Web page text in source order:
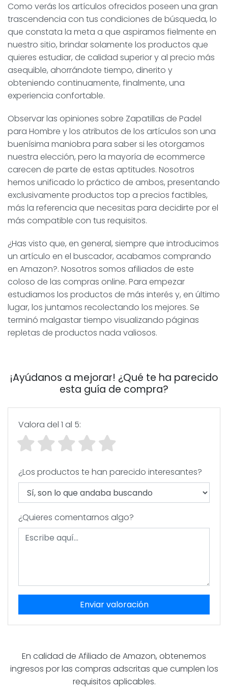
Como verás los artículos ofrecidos poseen una gran
trascendencia con tus condiciones de búsqueda, lo
que constata la meta a que aspiramos fielmente en
nuestro sitio, brindar solamente los productos que
quieres estudiar, de calidad superior y al precio más
asequible, ahorrándote tiempo, dinerito y
obteniendo continuamente, finalmente, una
experiencia confortable.
Observar las opiniones sobre Zapatillas de Padel
para Hombre y los atributos de los artículos son una
buenísima maniobra para saber si les otorgamos
nuestra elección, pero la mayoría de ecommerce
carecen de parte de estas aptitudes. Nosotros
hemos unificado lo práctico de ambos, presentando
exclusivamente productos top a precios factibles,
más la referencia que necesitas para decidirte por el
más compatible con tus requisitos.
¿Has visto que, en general, siempre que introducimos
un artículo en el buscador, acabamos comprando
en Amazon?. Nosotros somos afiliados de este
coloso de las compras online. Para empezar
estudiamos los productos de más interés y, en último
lugar, los juntamos recolectando los mejores. Se
terminó malgastar tiempo visualizando páginas
repletas de productos nada valiosos.
¡Ayúdanos a mejorar! ¿Qué te ha parecido
esta guía de compra?
Valora del 1 al 5:
¿Los productos te han parecido interesantes?
¿Quieres comentarnos algo?
Enviar valoración
En calidad de Afiliado de Amazon, obtenemos
ingresos por las compras adscritas que cumplen los
requisitos aplicables.